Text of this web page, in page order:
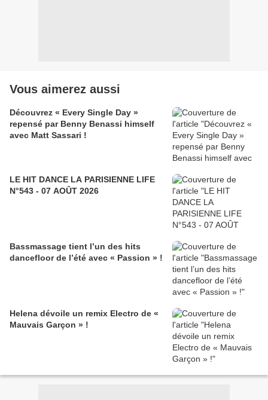
Vous aimerez aussi
Découvrez « Every Single Day »
repensé par Benny Benassi himself
avec Matt Sassari !
LE HIT DANCE LA PARISIENNE LIFE
N°543 - 07 AOÛT 2026
Bassmassage tient l’un des hits
dancefloor de l’été avec « Passion » !
Helena dévoile un remix Electro de «
Mauvais Garçon » !